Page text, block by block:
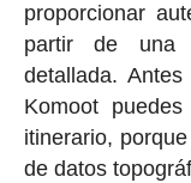
proporcionar
partir de una
detallada.
Komoot
itinerario,
de datos